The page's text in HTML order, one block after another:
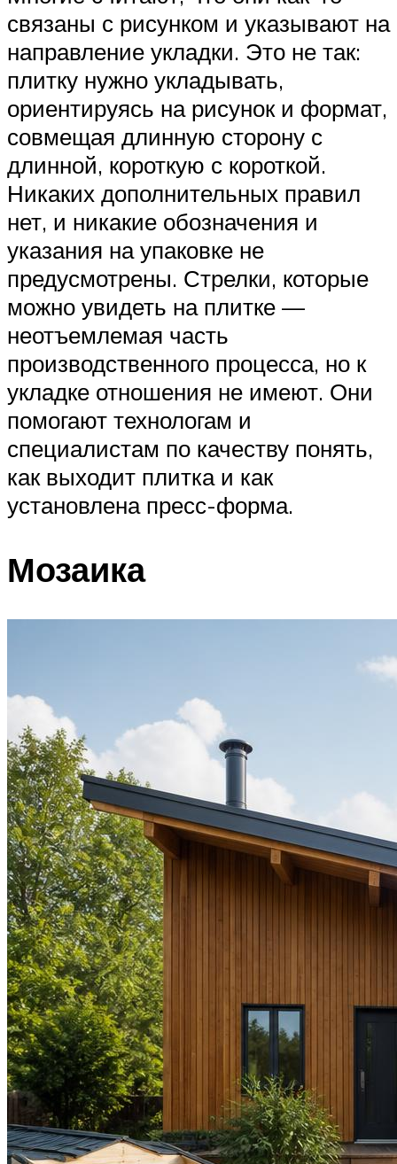
связаны с рисунком и указывают на
направление укладки. Это не так:
плитку нужно укладывать,
ориентируясь на рисунок и формат,
совмещая длинную сторону с
длинной, короткую с короткой.
Никаких дополнительных правил
нет, и никакие обозначения и
указания на упаковке не
предусмотрены. Стрелки, которые
можно увидеть на плитке —
неотъемлемая часть
производственного процесса, но к
укладке отношения не имеют. Они
помогают технологам и
специалистам по качеству понять,
как выходит плитка и как
установлена пресс-форма.
Мозаика